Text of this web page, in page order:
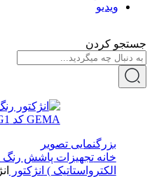
ویدیو
جستجو کردن
بزرگنمایی تصویر
خانهتجهیزات پاشش رنگ
الکترواستاتیک ) انژکتور